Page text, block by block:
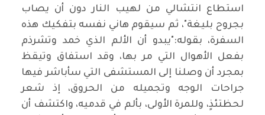
استطاع انتشالي من لهيب النار دون أن يصاب
بجروح بليغة"، ثم سيقوم هاني نفسه بتفكيك هذه
السفرة، بقوله:"يبدو أن الألم الذي خمد وتشرذم
بفعل الأهوال التي مر بها، وقد استفاق وتيقظ
بمجرد أن وصلنا إلى المستشفى التي سأباشر فيها
جراحات الوجه وتجميله من الحروق، إذ شعر
لحظتئذٍ، وللمرة الأولى، بألم في قدميه، واكتشف أن